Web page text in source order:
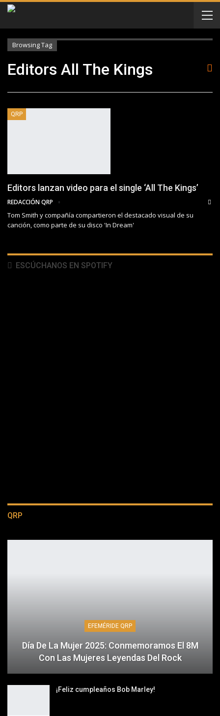
Browsing Tag
Editors All The Kings
QRP
Editors lanzan video para el single ‘All The Kings’
REDACCIÓN QRP
Tom Smith y compañía compartieron el destacado visual de su
canción, como parte de su disco 'In Dream'
ESCÚCHANOS EN SPOTIFY
QRP
EFEMÉRIDE QRP
Día De La Mujer 2025: Conmemoramos El 8M
Con Las Mujeres Leyendas Del Rock
¡Feliz cumpleaños Bob Marley!